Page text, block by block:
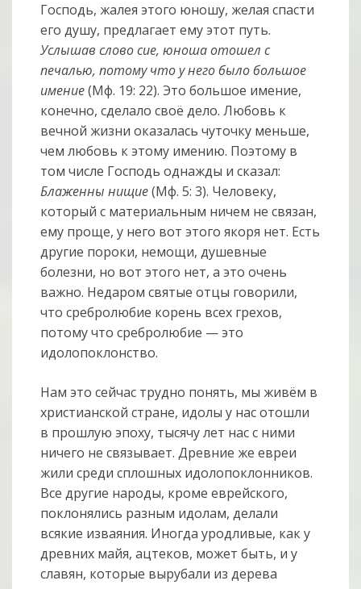
Господь, жалея этого юношу, желая спасти
его душу, предлагает ему этот путь.
Услышав слово сие, юноша отошел с
печалью, потому что у него было большое
имение(Мф. 19: 22). Это большое имение,
конечно, сделало своё дело. Любовь к
вечной жизни оказалась чуточку меньше,
чем любовь к этому имению. Поэтому в
том числе Господь однажды и сказал:
Блаженны нищие(Мф. 5: 3). Человеку,
который с материальным ничем не связан,
ему проще, у него вот этого якоря нет. Есть
другие пороки, немощи, душевные
болезни, но вот этого нет, а это очень
важно. Недаром святые отцы говорили,
что сребролюбие корень всех грехов,
потому что сребролюбие — это
идолопоклонство.
Нам это сейчас трудно понять, мы живём в
христианской стране, идолы у нас отошли
в прошлую эпоху, тысячу лет нас с ними
ничего не связывает. Древние же евреи
жили среди сплошных идолопоклонников.
Все другие народы, кроме еврейского,
поклонялись разным идолам, делали
всякие изваяния. Иногда уродливые, как у
древних майя, ацтеков, может быть, и у
славян, которые вырубали из дерева